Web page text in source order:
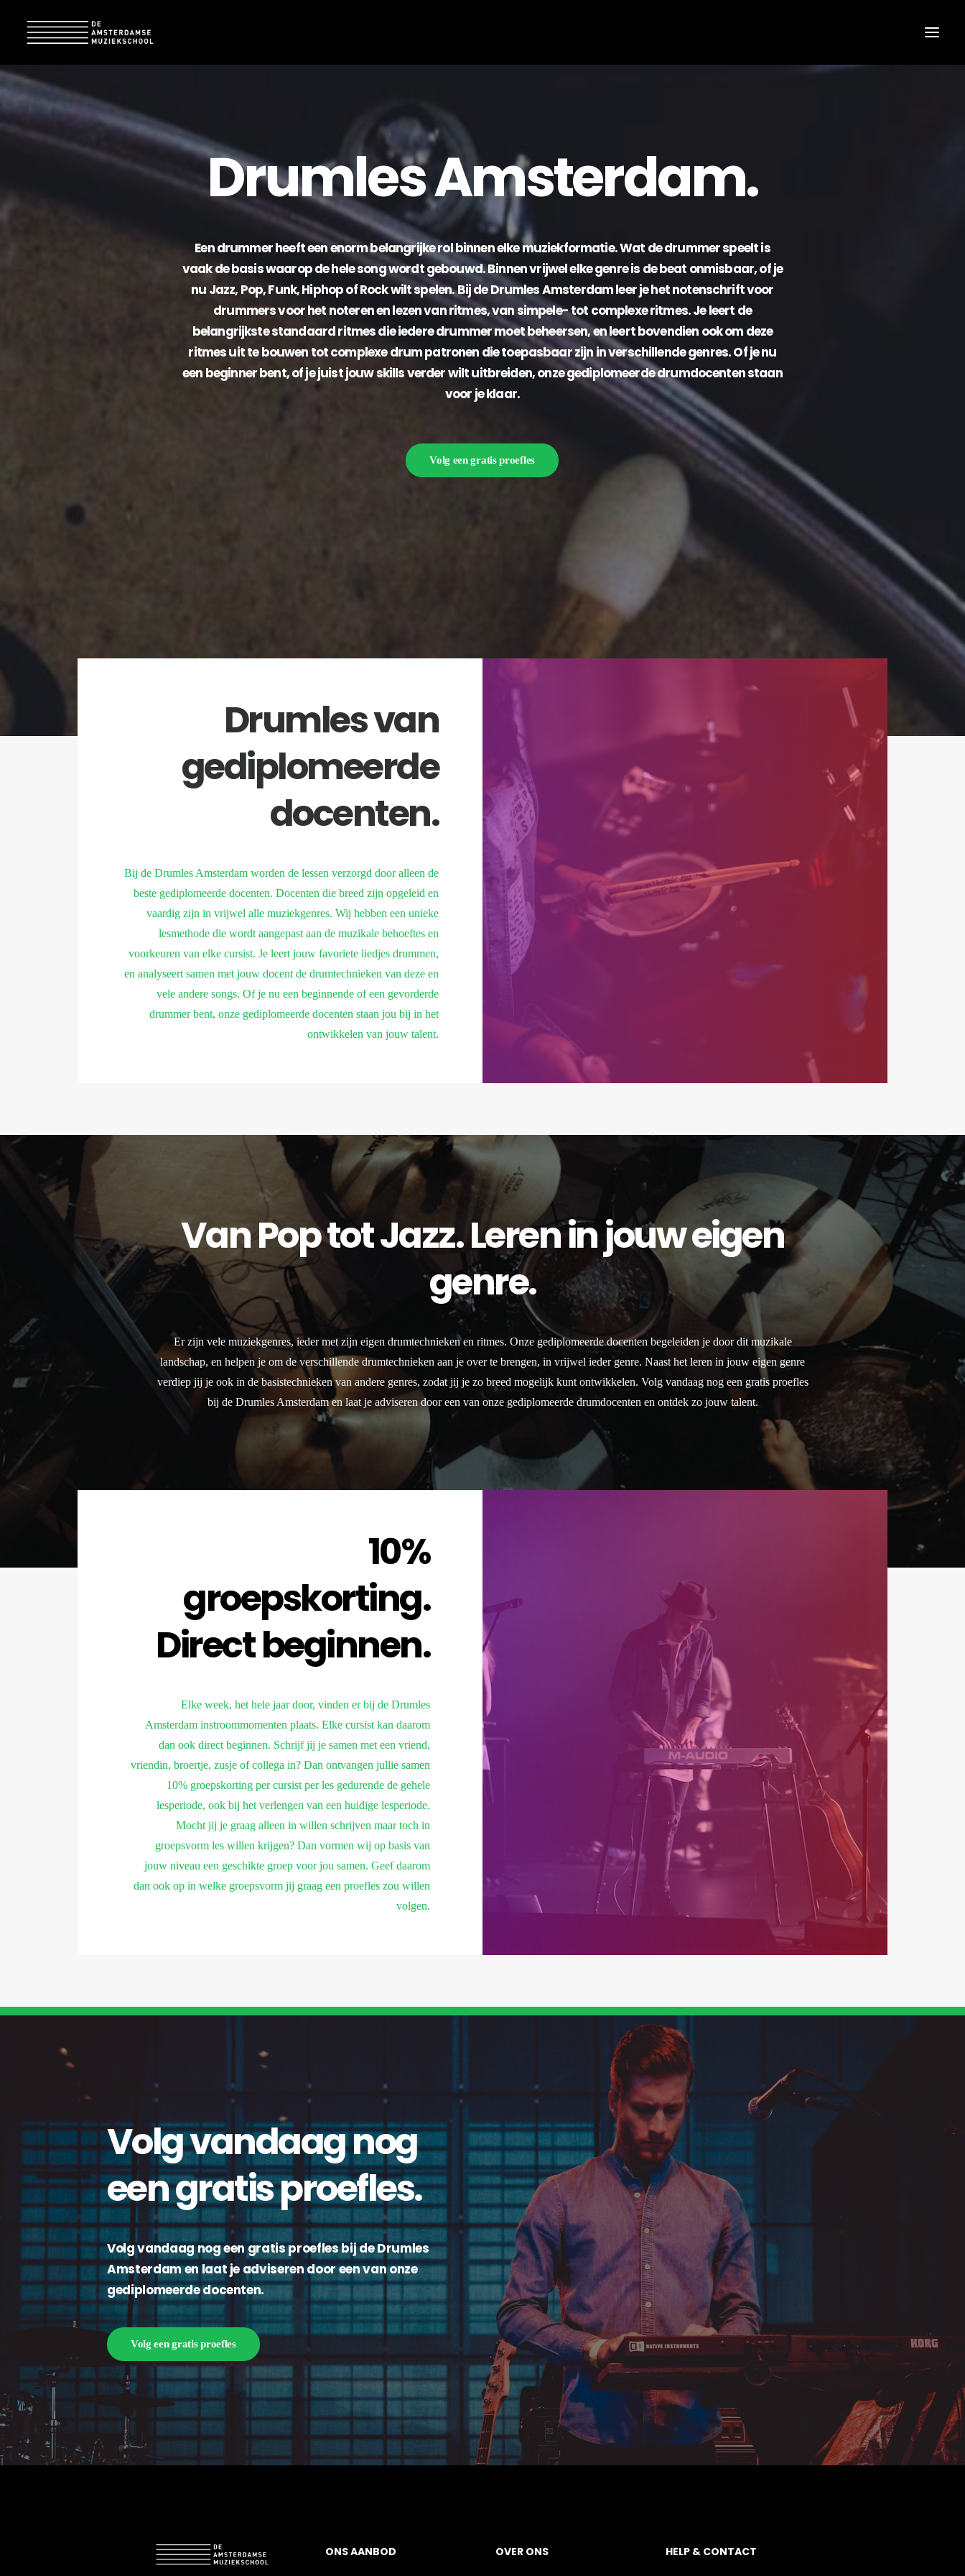
Drumles Amsterdam.
Een drummer heeft een enorm belangrijke rol binnen elke muziekformatie. Wat de drummer speelt is
vaak de basis waarop de hele song wordt gebouwd. Binnen vrijwel elke genre is de beat onmisbaar, of je
nu Jazz, Pop, Funk, Hiphop of Rock wilt spelen. Bij de Drumles Amsterdam leer je het notenschrift voor
drummers voor het noteren en lezen van ritmes, van simpele- tot complexe ritmes. Je leert de
belangrijkste standaard ritmes die iedere drummer moet beheersen, en leert bovendien ook om deze
ritmes uit te bouwen tot complexe drum patronen die toepasbaar zijn in verschillende genres. Of je nu
een beginner bent, of je juist jouw skills verder wilt uitbreiden, onze gediplomeerde drumdocenten staan
voor je klaar.
Volg een gratis proefles
Drumles van
gediplomeerde
docenten.
Bij de Drumles Amsterdam worden de lessen verzorgd door alleen de
beste gediplomeerde docenten. Docenten die breed zijn opgeleid en
vaardig zijn in vrijwel alle muziekgenres. Wij hebben een unieke
lesmethode die wordt aangepast aan de muzikale behoeftes en
voorkeuren van elke cursist. Je leert jouw favoriete liedjes drummen,
en analyseert samen met jouw docent de drumtechnieken van deze en
vele andere songs. Of je nu een beginnende of een gevorderde
drummer bent, onze gediplomeerde docenten staan jou bij in het
ontwikkelen van jouw talent.
Van Pop tot Jazz. Leren in jouw eigen
genre.
Er zijn vele muziekgenres, ieder met zijn eigen drumtechnieken en ritmes. Onze gediplomeerde docenten begeleiden je door dit muzikale
landschap, en helpen je om de verschillende drumtechnieken aan je over te brengen, in vrijwel ieder genre. Naast het leren in jouw eigen genre
verdiep jij je ook in de basistechnieken van andere genres, zodat jij je zo breed mogelijk kunt ontwikkelen. Volg vandaag nog een gratis proefles
bij de Drumles Amsterdam en laat je adviseren door een van onze gediplomeerde drumdocenten en ontdek zo jouw talent.
10%
groepskorting.
Direct beginnen.
Elke week, het hele jaar door, vinden er bij de Drumles
Amsterdam instroommomenten plaats. Elke cursist kan daarom
dan ook direct beginnen. Schrijf jij je samen met een vriend,
vriendin, broertje, zusje of collega in? Dan ontvangen jullie samen
10% groepskorting per cursist per les gedurende de gehele
lesperiode, ook bij het verlengen van een huidige lesperiode.
Mocht jij je graag alleen in willen schrijven maar toch in
groepsvorm les willen krijgen? Dan vormen wij op basis van
jouw niveau een geschikte groep voor jou samen. Geef daarom
dan ook op in welke groepsvorm jij graag een proefles zou willen
volgen.
Volg vandaag nog
een gratis proefles.
Volg vandaag nog een gratis proefles bij de Drumles
Amsterdam en laat je adviseren door een van onze
gediplomeerde docenten.
Volg een gratis proefles
ONSAANBOD OVER ONS HELP & CONTACT